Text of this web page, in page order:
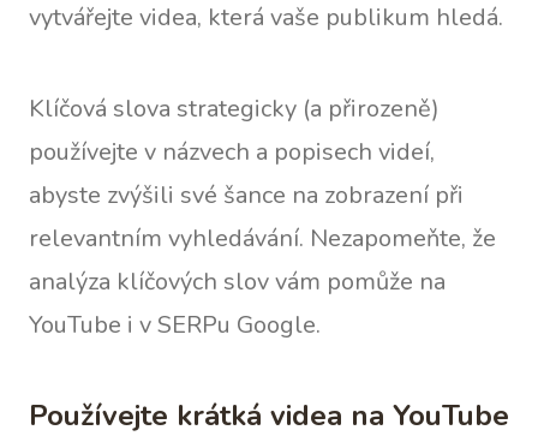
vytvářejte videa, která vaše publikum hledá.
Klíčová slova strategicky (a přirozeně)
používejte v názvech a popisech videí,
abyste zvýšili své šance na zobrazení při
relevantním vyhledávání. Nezapomeňte, že
analýza klíčových slov vám pomůže na
YouTube i v SERPu Google.
Používejte krátká videa na YouTube